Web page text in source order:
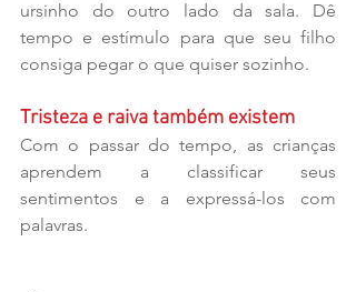
ursinho do outro lado da sala. Dê
tempo e estímulo para que seu filho
consiga pegar o que quiser sozinho.
Tristeza e raiva também existem
Com o passar do tempo, as crianças
aprendem a classificar seus
sentimentos e a expressá-los com
palavras.